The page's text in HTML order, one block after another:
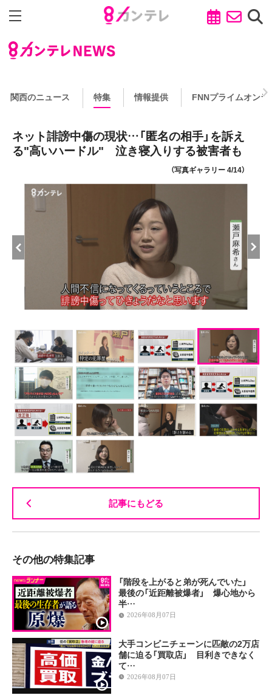
関西のニュース 特集 情報提供 FNNプライムオンラ
ネット誹謗中傷の現状…「匿名の相手」を訴え
る"高いハードル" 泣き寝入りする被害者も
（写真ギャラリー 4/14）
記事にもどる
その他の特集記事
「階段を上がると弟が死んでいた」
最後の「近距離被爆者」 爆心地から
半…
2026年08月07日
大手コンビニチェーンに匹敵の2万店
舗に迫る「買取店」 目利きできなく
て…
2026年08月07日